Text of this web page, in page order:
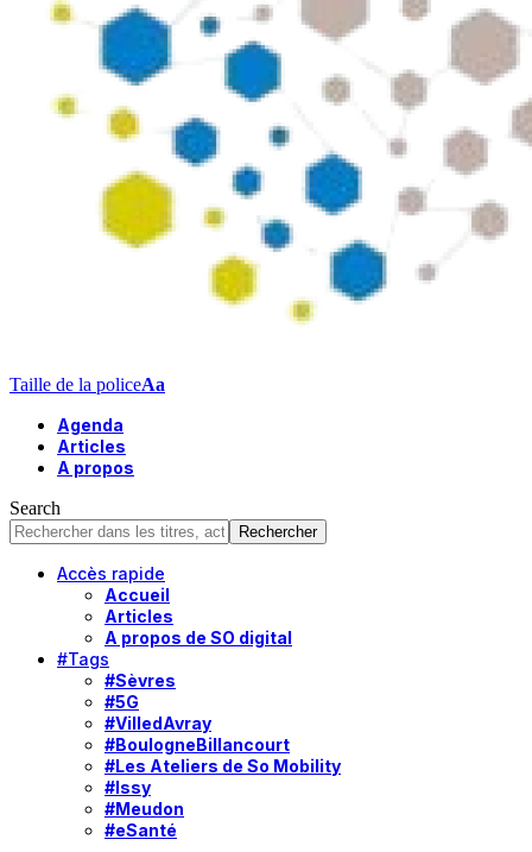
Taille de la policeAa
Agenda
Articles
A propos
Search
Accès rapide
Accueil
Articles
A propos de SO digital
#Tags
#Sèvres
#5G
#VilledAvray
#BoulogneBillancourt
#Les Ateliers de So Mobility
#Issy
#Meudon
#eSanté